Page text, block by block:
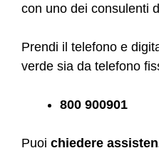
con uno dei consulenti
Prendi il telefono e
verde sia da telefono
800 900901
Puoi chiedere